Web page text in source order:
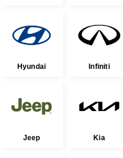
Hyundai Infiniti
Jeep Kia